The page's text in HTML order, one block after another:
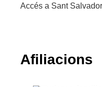
Accés a Sant
Afiliacions